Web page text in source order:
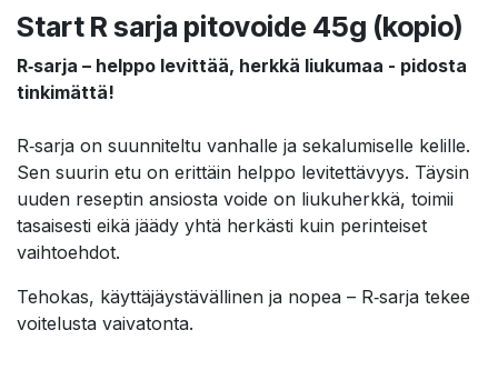
Start R sarja pitovoide 45g (kopio)
R‑sarja – helppo levittää, herkkä liukumaa - pidosta
tinkimättä!
R‑sarja on suunniteltu vanhalle ja sekalumiselle kelille.
Sen suurin etu on erittäin helppo levitettävyys. Täysin
uuden reseptin ansiosta voide on liukuherkkä, toimii
tasaisesti eikä jäädy yhtä herkästi kuin perinteiset
vaihtoehdot.
Tehokas, käyttäjäystävällinen ja nopea – R‑sarja tekee
voitelusta vaivatonta.